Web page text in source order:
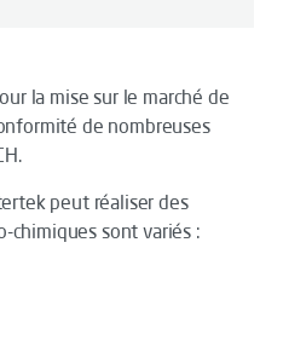
la mise sur le marché de
de nombreuses
peut réaliser des
chimiques sont variés :